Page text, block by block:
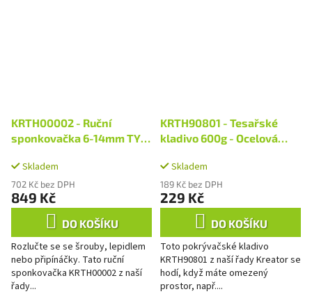
KRTH00002 - Ruční
sponkovačka 6-14mm TYP
Skladem
702 Kč bez DPH
849 Kč
DO KOŠÍKU
Rozlučte se se šrouby, lepidlem
nebo připínáčky. Tato ruční
sponkovačka KRTH00002 z naší
řady...
KRTH90801 - Tesařské
kladivo 600g - Ocelová
Skladem
189 Kč bez DPH
229 Kč
DO KOŠÍKU
Toto pokrývačské kladivo
KRTH90801 z naší řady Kreator se
hodí, když máte omezený
prostor, např....